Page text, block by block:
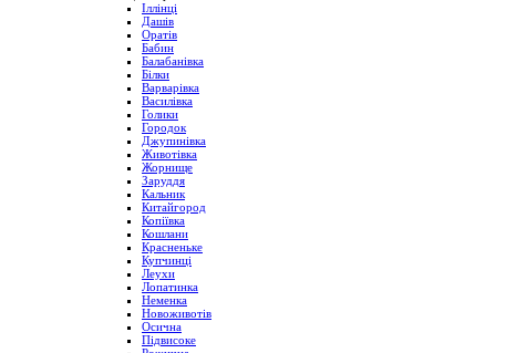
Іллінці
Дашів
Оратів
Бабин
Балабанівка
Білки
Варварівка
Василівка
Голики
Городок
Джупинівка
Животівка
Жорнище
Заруддя
Кальник
Китайгород
Копіївка
Кошлани
Красненьке
Купчинці
Леухи
Лопатинка
Неменка
Новоживотів
Осична
Підвисоке